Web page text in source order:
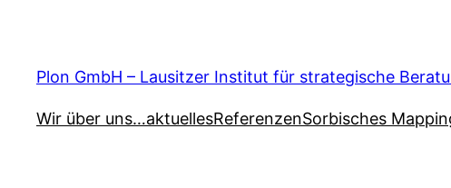
springen
Plon GmbH – Lausitzer Institut für strategische
Wir über uns…aktuellesReferenzenSorbisches